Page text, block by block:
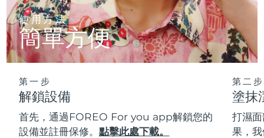
使用方法
簡單方便
第一步
解鎖設備
首先，通過FOREO For you app解鎖您的
設備並註冊保修。點擊此處下載。
第二步
塗抹
打濕
果，